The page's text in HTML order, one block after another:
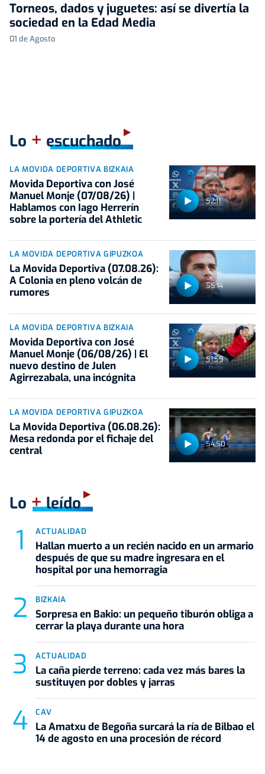
Torneos, dados y juguetes: así se divertía la
sociedad en la Edad Media
01 de Agosto
Lo + escuchado
52:11
LA MOVIDA DEPORTIVA BIZKAIA
Movida Deportiva con José
Manuel Monje (07/08/26) |
Hablamos con Iago Herrerín
sobre la portería del Athletic
55:14
LA MOVIDA DEPORTIVA GIPUZKOA
La Movida Deportiva (07.08.26):
A Colonia en pleno volcán de
rumores
51:59
LA MOVIDA DEPORTIVA BIZKAIA
Movida Deportiva con José
Manuel Monje (06/08/26) | El
nuevo destino de Julen
Agirrezabala, una incógnita
54:50
LA MOVIDA DEPORTIVA GIPUZKOA
La Movida Deportiva (06.08.26):
Mesa redonda por el fichaje del
central
Lo +leído
ACTUALIDAD
Hallan muerto a un recién nacido en un armario
después de que su madre ingresara en el
hospital por una hemorragia
BIZKAIA
Sorpresa en Bakio: un pequeño tiburón obliga a
cerrar la playa durante una hora
ACTUALIDAD
La caña pierde terreno: cada vez más bares la
sustituyen por dobles y jarras
CAV
La Amatxu de Begoña surcará la ría de Bilbao el
14 de agosto en una procesión de récord